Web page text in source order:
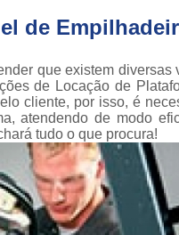
Conserto de
Conserto
Conserto para
de
que existem diversas
de Locação de
cliente, por isso, é
atendendo de modo
tudo o que procura!